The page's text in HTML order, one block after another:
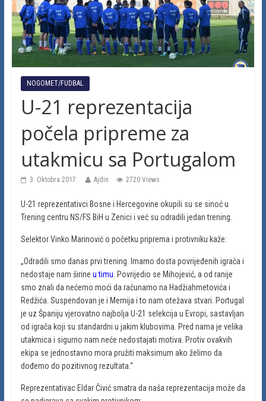
NOGOMET/FUDBAL
U-21 reprezentacija
počela pripreme za
utakmicu sa Portugalom
3. Oktobra 2017. Ajdin 2720 Views
U-21 reprezentativci Bosne i Hercegovine okupili su se sinoć u
Trening centru NS/FS BiH u Zenici i već su odradili jedan trening.
Selektor Vinko Marinović o početku priprema i protivniku kaže:
„Odradili smo danas prvi trening. Imamo dosta povrijeđenih igrača i
nedostaje nam širine u timu . Povrijedio se Mihojević, a od ranije
smo znali da nećemo moći da računamo na Hadžiahmetovića i
Redžića. Suspendovan je i Memija i to nam otežava stvari. Portugal
je uz Španiju vjerovatno najbolja U-21 selekcija u Evropi, sastavljan
od igrača koji su standardni u jakim klubovima. Pred nama je velika
utakmica i sigurno nam neće nedostajati motiva. Protiv ovakvih
ekipa se jednostavno mora pružiti maksimum ako želimo da
dođemo do pozitivnog rezultata.“
Reprezentativac Eldar Čivić smatra da naša reprezentacija može da